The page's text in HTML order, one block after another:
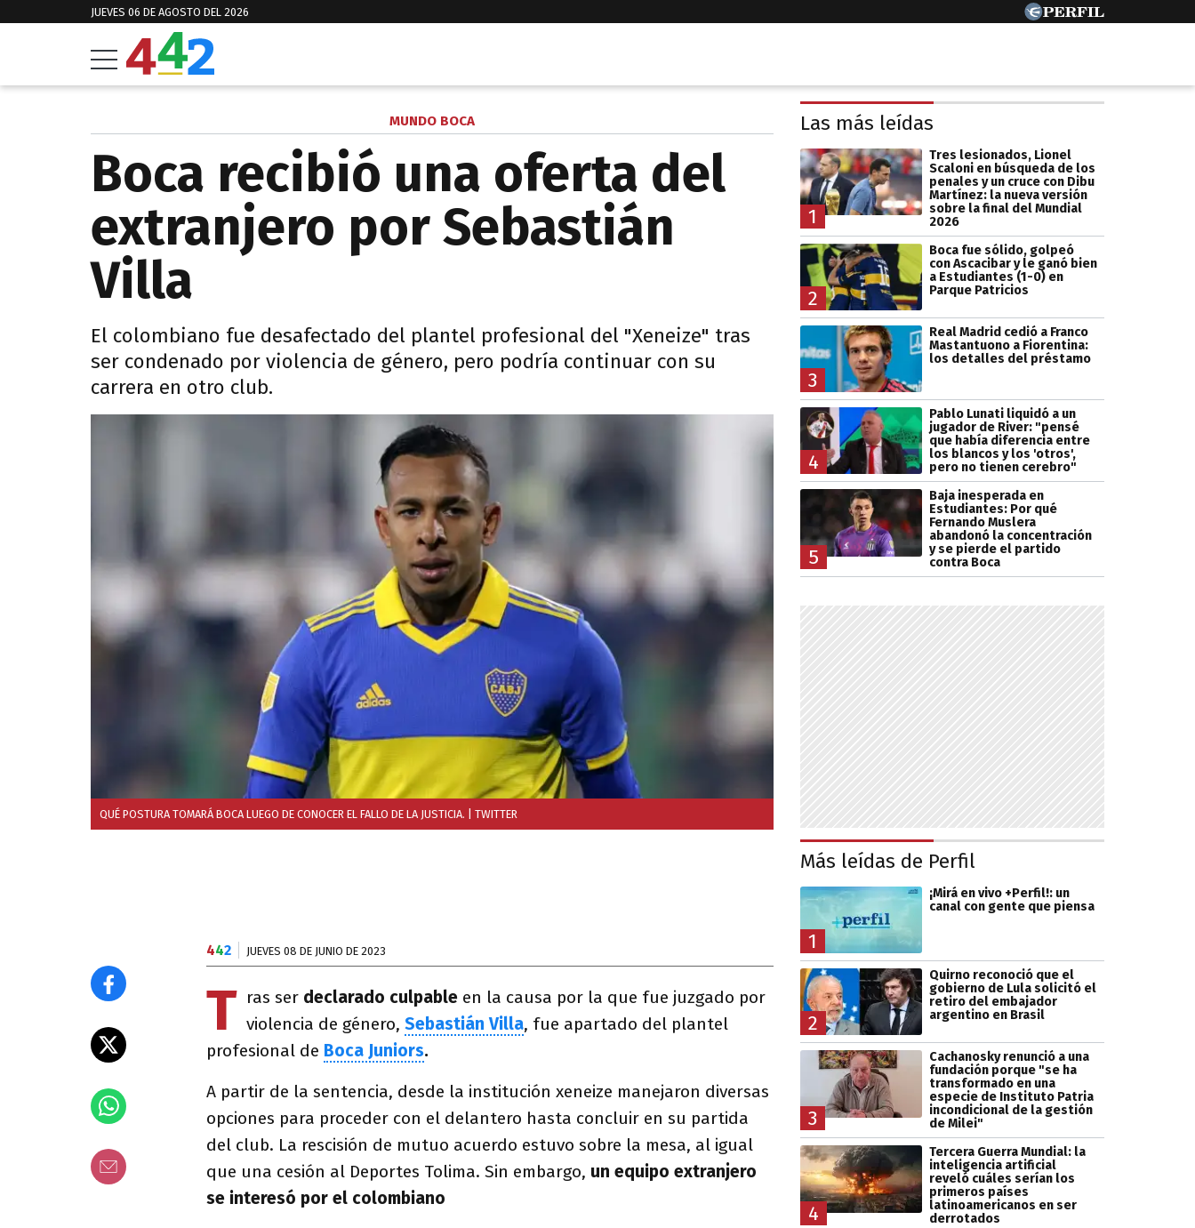
JUEVES 06 DE AGOSTO DEL 2026
MUNDO BOCA
Boca recibió una oferta del
extranjero por Sebastián
Villa
El colombiano fue desafectado del plantel profesional del "Xeneize" tras
ser condenado por violencia de género, pero podría continuar con su
carrera en otro club.
QUÉ POSTURA TOMARÁ BOCA LUEGO DE CONOCER EL FALLO DE LA JUSTICIA. | TWITTER
442 JUEVES 08 DE JUNIO DE 2023
T ras ser declarado culpable en la causa por la que fue juzgado por
violencia de género, Sebastián Villa, fue apartado del plantel
profesional de Boca Juniors.
A partir de la sentencia, desde la institución xeneize manejaron diversas
opciones para proceder con el delantero hasta concluir en su partida
del club. La rescisión de mutuo acuerdo estuvo sobre la mesa, al igual
que una cesión al Deportes Tolima. Sin embargo, un equipo extranjero
se interesó por el colombiano
Las más leídas
1
Tres lesionados, Lionel
Scaloni en búsqueda de los
penales y un cruce con Dibu
Martínez: la nueva versión
sobre la final del Mundial
2026
2
Boca fue sólido, golpeó
con Ascacibar y le ganó bien
a Estudiantes (1-0) en
Parque Patricios
3
Real Madrid cedió a Franco
Mastantuono a Fiorentina:
los detalles del préstamo
4
Pablo Lunati liquidó a un
jugador de River: "pensé
que había diferencia entre
los blancos y los 'otros',
pero no tienen cerebro"
5
Baja inesperada en
Estudiantes: Por qué
Fernando Muslera
abandonó la concentración
y se pierde el partido
contra Boca
Más leídas de Perfil
1
¡Mirá en vivo +Perfil!: un
canal con gente que piensa
2
Quirno reconoció que el
gobierno de Lula solicitó el
retiro del embajador
argentino en Brasil
3
Cachanosky renunció a una
fundación porque "se ha
transformado en una
especie de Instituto Patria
incondicional de la gestión
de Milei"
4
Tercera Guerra Mundial: la
inteligencia artificial
reveló cuáles serían los
primeros países
latinoamericanos en ser
derrotados